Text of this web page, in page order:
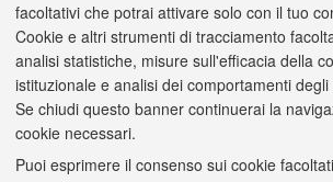
facoltativi che potrai attivare solo con il tuo
Cookie e altri strumenti di tracciamento
analisi statistiche, misure sull'efficacia della
istituzionale e analisi dei comportamenti degli
Se chiudi questo banner continuerai la
cookie necessari.
Puoi esprimere il consenso sui cookie
Altri anni
Ateneo
2/a(Solo se hai risposto "decisamente no" o "